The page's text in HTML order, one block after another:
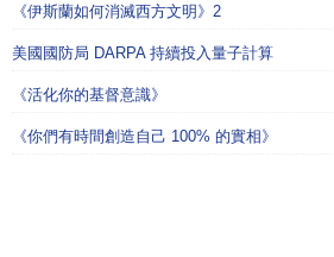
《伊斯蘭如何消滅西方文明》2
美國國防局 DARPA 持續投入量子計算
《活化你的基督意識》
《你們有時間創造自己 100% 的實相》